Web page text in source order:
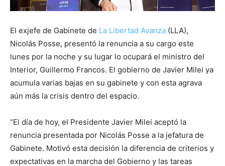
El exjefe de Gabinete de La Libertad Avanza (LLA),
Nicolás Posse, presentó la renuncia a su cargo este
lunes por la noche y su lugar lo ocupará el ministro del
Interior, Guillermo Francos. El gobierno de Javier Milei ya
acumula varias bajas en su gabinete y con esta agrava
aún más la crisis dentro del espacio.
“El día de hoy, el Presidente Javier Milei aceptó la
renuncia presentada por Nicolás Posse a la jefatura de
Gabinete. Motivó esta decisión la diferencia de criterios y
expectativas en la marcha del Gobierno y las tareas